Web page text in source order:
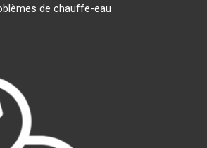
de chauffe-eau